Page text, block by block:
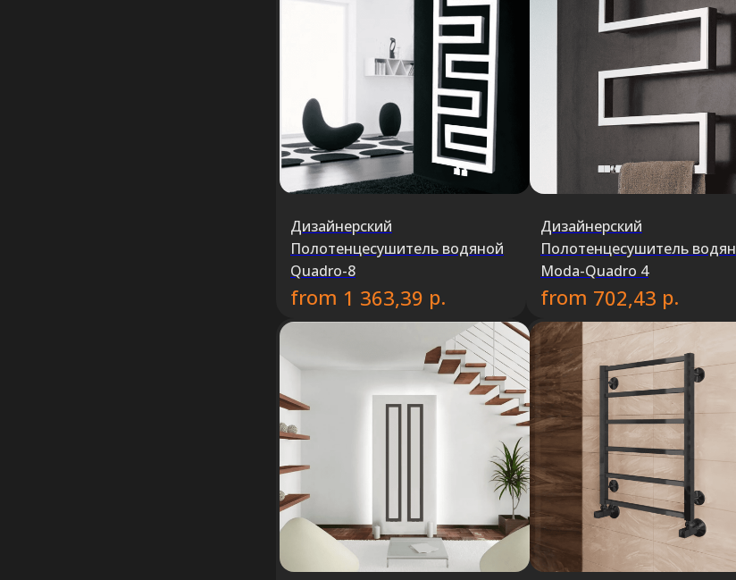
Дизайнерский
Полотенцесушитель водяной
Quadro-8
from 1 363,39 р.
Дизайнерский
Полотенцесушитель
Moda-Quadro 4
from 702,43 р.